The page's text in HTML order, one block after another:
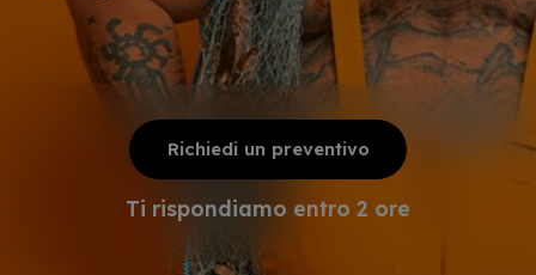
Richiedi un preventivo
Ti rispondiamo entro 2 ore